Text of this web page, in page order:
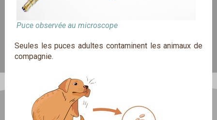
Puce observée au microscope
Seules les puces adultes contaminent les animaux de
compagnie.